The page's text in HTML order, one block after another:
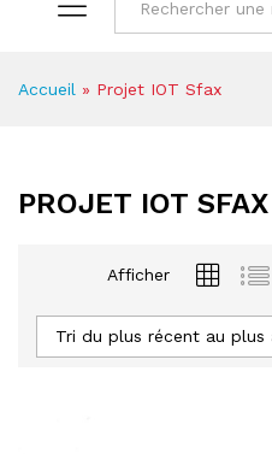
Accueil » Projet IOT Sfax
PROJET IOT SFAX
Afficher
Tri du plus récent au plus